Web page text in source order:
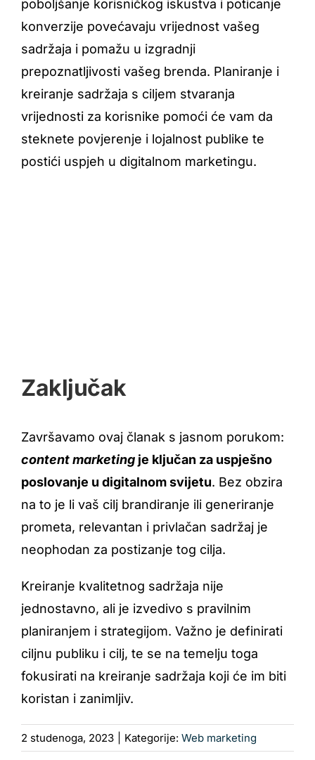
poboljšanje korisničkog iskustva i poticanje
konverzije povećavaju vrijednost vašeg
sadržaja i pomažu u izgradnji
prepoznatljivosti vašeg brenda. Planiranje i
kreiranje sadržaja s ciljem stvaranja
vrijednosti za korisnike pomoći će vam da
steknete povjerenje i lojalnost publike te
postići uspjeh u digitalnom marketingu.
Zaključak
Završavamo ovaj članak s jasnom porukom:
content marketing je ključan za uspješno
poslovanje u digitalnom svijetu. Bez obzira
na to je li vaš cilj brandiranje ili generiranje
prometa, relevantan i privlačan sadržaj je
neophodan za postizanje tog cilja.
Kreiranje kvalitetnog sadržaja nije
jednostavno, ali je izvedivo s pravilnim
planiranjem i strategijom. Važno je definirati
ciljnu publiku i cilj, te se na temelju toga
fokusirati na kreiranje sadržaja koji će im biti
koristan i zanimljiv.
2 studenoga, 2023 Kategorije: Web marketing